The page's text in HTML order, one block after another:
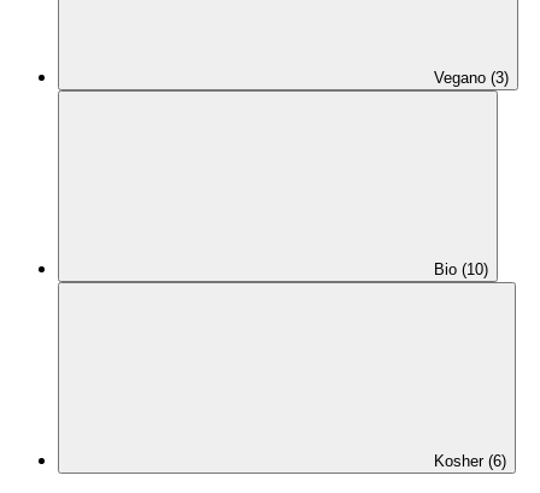
Vegano (3)
Bio (10)
Kosher (6)